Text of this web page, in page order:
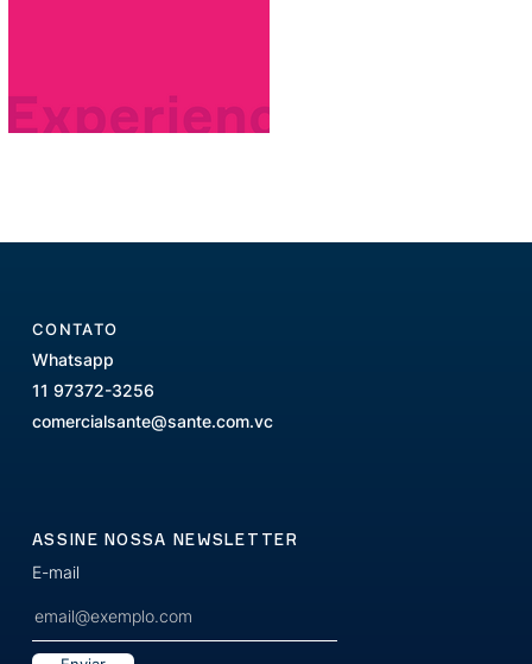
CONTATO
Whatsapp
11 97372-3256
comercialsante@sante.com.vc
ASSINE NOSSA NEWSLETTER
E-mail